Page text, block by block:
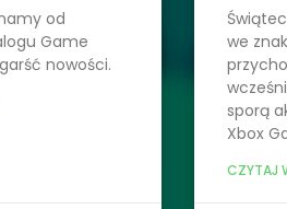
od
Game
nowości.
we
sporą
Xbox
CZYTAJ